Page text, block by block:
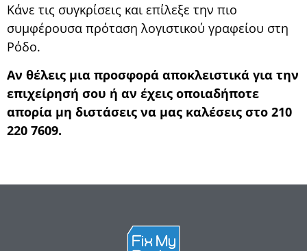
Κάνε τις συγκρίσεις και επίλεξε την πιο
συμφέρουσα πρόταση λογιστικού γραφείου στη
Ρόδο.
Αν θέλεις μια προσφορά αποκλειστικά για την
επιχείρησή σου ή αν έχεις οποιαδήποτε
απορία μη διστάσεις να μας καλέσεις στο 210
220 7609.